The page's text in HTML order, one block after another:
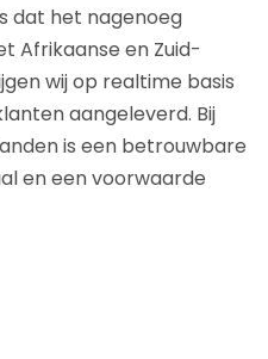
dat het nagenoeg
Afrikaanse en Zuid-
wij op realtime basis
aangeleverd. Bij
is een betrouwbare
en een voorwaarde